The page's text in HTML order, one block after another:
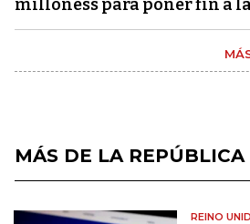
milloness para poner fin a
MÁS DE LA REPÚBLICA
REINO